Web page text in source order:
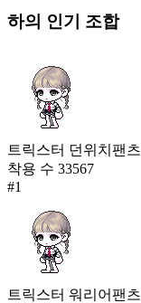
하의 인기 조합
트릭스터 던위치팬츠
착용 수 33567
#1
트릭스터 워리어팬츠